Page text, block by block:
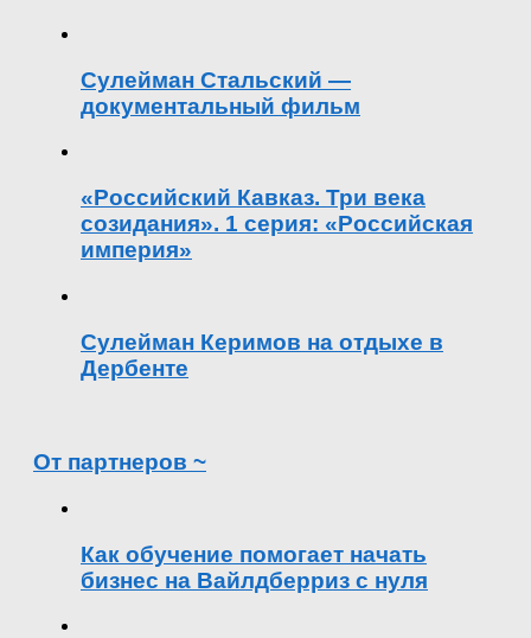
Сулейман Стальский —
документальный фильм
«Российский Кавказ. Три века
созидания». 1 серия: «Российская
империя»
Сулейман Керимов на отдыхе в
Дербенте
От партнеров ~
Как обучение помогает начать
бизнес на Вайлдберриз с нуля